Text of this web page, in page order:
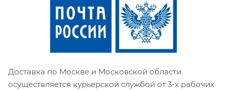
Доставка по Москве и Московской области
осуществляется курьерской службой от 3-х рабочих